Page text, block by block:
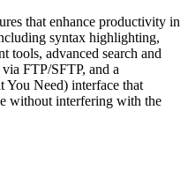
that enhance productivity in
syntax highlighting,
tools, advanced search and
FTP/SFTP, and a
Need) interface that
without interfering with the